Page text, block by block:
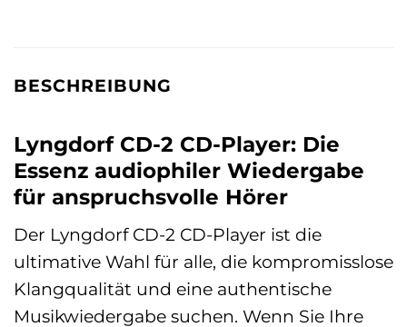
BESCHREIBUNG
Lyngdorf CD-2 CD-Player: Die
Essenz audiophiler Wiedergabe
für anspruchsvolle Hörer
Der Lyngdorf CD-2 CD-Player ist die
ultimative Wahl für alle, die kompromisslose
Klangqualität und eine authentische
Musikwiedergabe suchen. Wenn Sie Ihre